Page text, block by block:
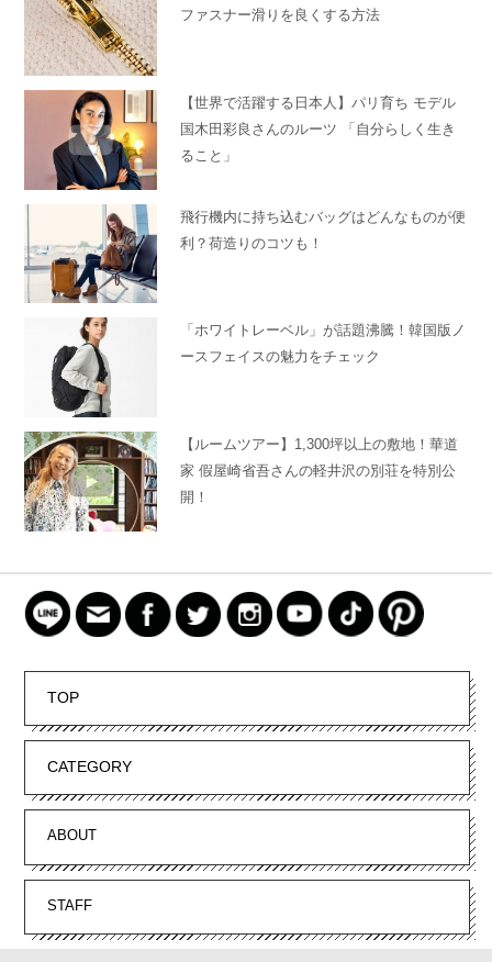
ファスナー滑りを良くする方法
【世界で活躍する日本人】パリ育ち モデル
国木田彩良さんのルーツ 「自分らしく生き
ること」
飛行機内に持ち込むバッグはどんなものが便
利？荷造りのコツも！
「ホワイトレーベル」が話題沸騰！韓国版ノ
ースフェイスの魅力をチェック
【ルームツアー】1,300坪以上の敷地！華道
家 假屋崎省吾さんの軽井沢の別荘を特別公
開！
TOP
CATEGORY
ABOUT
STAFF